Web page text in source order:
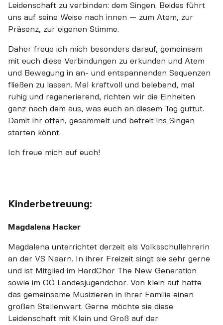
Leidenschaft zu verbinden: dem Singen. Beides führt
uns auf seine Weise nach innen — zum Atem, zur
Präsenz, zur eigenen Stimme.
Daher freue ich mich besonders darauf, gemeinsam
mit euch diese Verbindungen zu erkunden und Atem
und Bewegung in an- und entspannenden Sequenzen
fließen zu lassen. Mal kraftvoll und belebend, mal
ruhig und regenerierend, richten wir die Einheiten
ganz nach dem aus, was euch an diesem Tag guttut.
Damit ihr offen, gesammelt und befreit ins Singen
starten könnt.
Ich freue mich auf euch!
Kinderbetreuung:
Magdalena Hacker
Magdalena unterrichtet derzeit als Volksschullehrerin
an der VS Naarn. In ihrer Freizeit singt sie sehr gerne
und ist Mitglied im HardChor The New Generation
sowie im OÖ Landesjugendchor. Von klein auf hatte
das gemeinsame Musizieren in ihrer Familie einen
großen Stellenwert. Gerne möchte sie diese
Leidenschaft mit Klein und Groß auf der